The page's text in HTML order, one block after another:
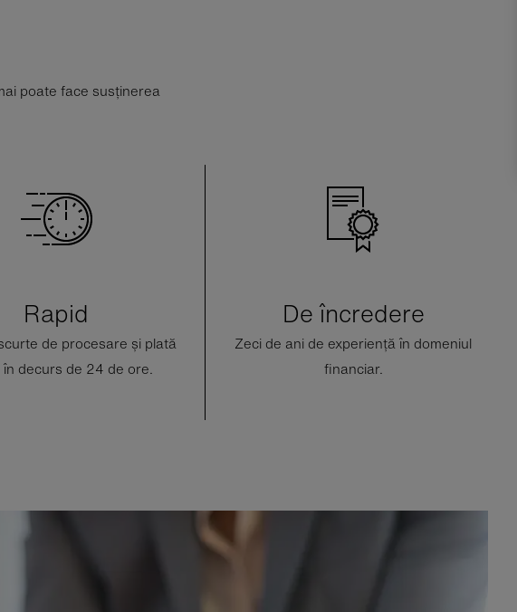
poate face susținerea
Rapid
de procesare și plată
în decurs de 24 de ore.
De încredere
Zeci de ani de experiență în domeniul
financiar.